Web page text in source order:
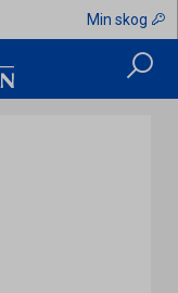
Min skog